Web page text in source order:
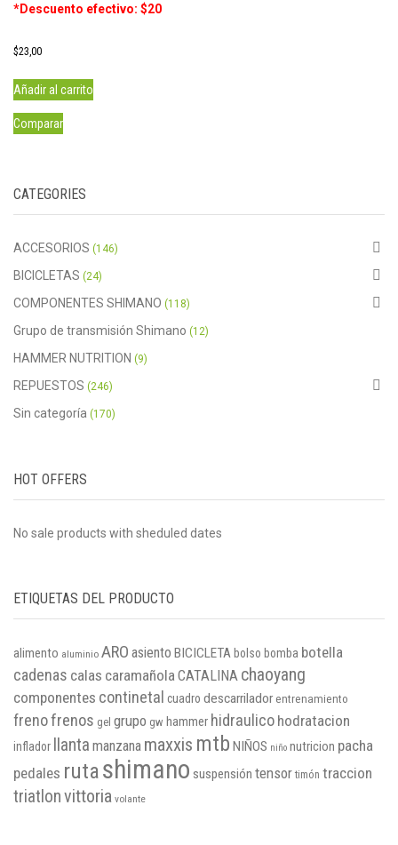
*Descuento efectivo: $20
$23,00
Añadir al carrito
Comparar
CATEGORIES
ACCESORIOS (146)
BICICLETAS (24)
COMPONENTES SHIMANO (118)
Grupo de transmisión Shimano (12)
HAMMER NUTRITION (9)
REPUESTOS (246)
Sin categoría (170)
HOT OFFERS
No sale products with sheduled dates
ETIQUETAS DEL PRODUCTO
alimento aluminio ARO asiento BICICLETA bolso bomba botella
cadenas calas caramañola CATALINA chaoyang
componentes continetal cuadro descarrilador entrenamiento
frenofrenos gel grupo gw hammer hidraulico hodratacion
inflador llanta manzana maxxis mtb NIÑOS niño nutricion pacha
pedales rutashimano suspensión tensor timón traccion
triatlonvittoria volante